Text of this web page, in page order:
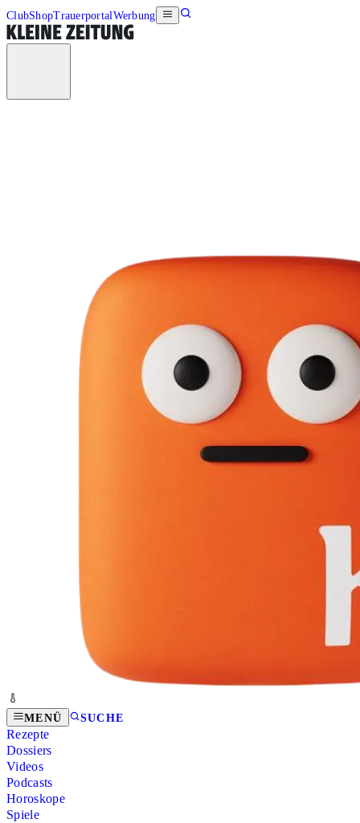
ClubShopTrauerportalWerbung
MENÜ SUCHE
Rezepte
Dossiers
Videos
Podcasts
Horoskope
Spiele